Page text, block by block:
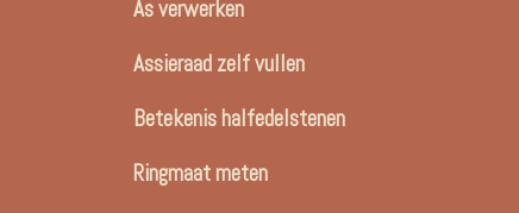
As verwerken
Assieraad zelf vullen
Betekenis halfedelstenen
Ringmaat meten